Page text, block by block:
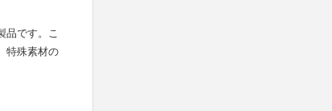
品です。こ
特殊素材の